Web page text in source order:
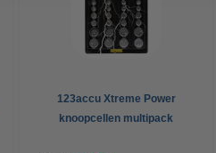
123accu Xtreme Power
knoopcellen multipack